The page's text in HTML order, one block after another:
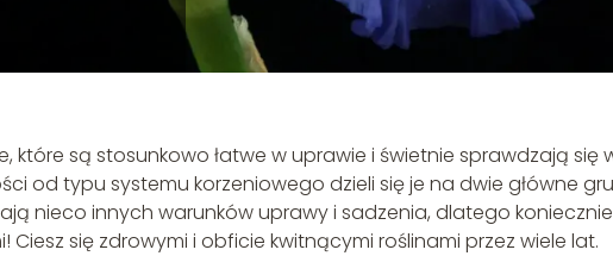
które są stosunkowo łatwe w uprawie i świetnie sprawdzają się
od typu systemu korzeniowego dzieli się je na dwie główne
nieco innych warunków uprawy i sadzenia, dlatego koniecznie
Ciesz się zdrowymi i obficie kwitnącymi roślinami przez wiele lat.